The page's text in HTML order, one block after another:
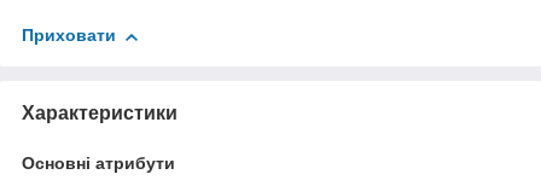
Приховати
Характеристики
Основні атрибути